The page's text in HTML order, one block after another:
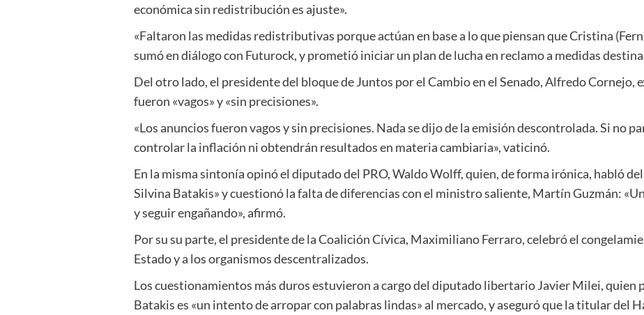
económica sin redistribución es ajuste».
«Faltaron las medidas redistributivas porque actúan en base a lo que piensan que Cristina
sumó en diálogo con Futurock, y prometió iniciar un plan de lucha en reclamo a medidas
Del otro lado, el presidente del bloque de Juntos por el Cambio en el Senado, Alfredo Cornejo,
fueron «vagos» y «sin precisiones».
«Los anuncios fueron vagos y sin precisiones. Nada se dijo de la emisión descontrolada. Si no
controlar la inflación ni obtendrán resultados en materia cambiaria», vaticinó.
En la misma sintonía opinó el diputado del PRO, Waldo Wolff, quien, de forma irónica, habló
Silvina Batakis» y cuestionó la falta de diferencias con el ministro saliente, Martín Guzmán:
y seguir engañando», afirmó.
Por su su parte, el presidente de la Coalición Cívica, Maximiliano Ferraro, celebró el
Estado y a los organismos descentralizados.
Los cuestionamientos más duros estuvieron a cargo del diputado libertario Javier Milei, quien
Batakis es «un intento de arropar con palabras lindas» al mercado, y aseguró que la titular del